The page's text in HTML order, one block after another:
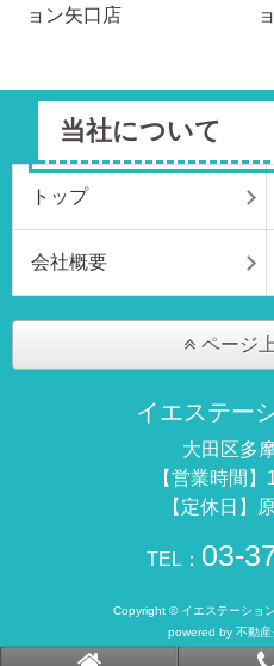
当社について
トップ
会社概要
ページ
イエステー
大田区多
【営業時間
【定休日】
TEL： 03-
Copyright © イエステーショ
powered by 不動産